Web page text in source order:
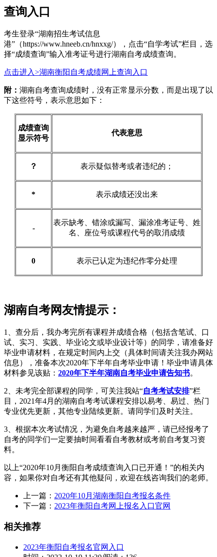
查询入口
考生登录“湖南招生考试信息
港”（https://www.hneeb.cn/hnxxg/），点击“自学考试”栏目，选
择“成绩查询”输入准考证号进行湖南自考成绩查询。
点击进入>湖南衡阳自考成绩网上查询入口
附： 湖南自考查询成绩时，没有正常显示分数，而是出现了以
下这些符号，表示意思如下：
成绩查询
显示符号
代表意思
？ 表示疑似替考或者违纪的；
* 表示成绩还没出来
-
表示缺考、错涂或漏写、漏涂准考证号、姓
名、座位号或课程代号的取消成绩
0 表示已认定为违纪作零分处理
湖南自考网友情提示：
1、查分后，我办考完所有课程并成绩合格（包括含笔试、口
试、实习、实践、毕业论文或毕业设计等）的同学，请准备好
毕业申请材料，在规定时间内上交（具体时间请关注我办网站
信息），准备本次2020年下半年自考毕业申请！毕业申请具体
材料参见该贴： 2020年下半年湖南自考毕业申请告知书。
2、未考完全部课程的同学，可关注我站“自考考试安排”栏
目，2021年4月的湖南自考考试课程安排以易考、易过、热门
专业优先更新，其他专业陆续更新。请同学们及时关注。
3、根据本次考试情况，为避免自考越来越严，请已经报考了
自考的同学们一定要抽时间看看自考教材或考前自考复习资
料。
以上“2020年10月衡阳自考成绩查询入口已开通！”的相关内
容，如果你对自考还有其他疑问，欢迎在线咨询我们的老师。
上一篇： 2020年10月湖南衡阳自考报名条件
下一篇： 2023年衡阳自考网上报名入口官网
相关推荐
2023年衡阳自考报名官网入口